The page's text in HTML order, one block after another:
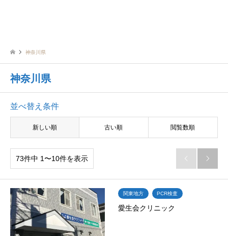
神奈川県
神奈川県
並べ替え条件
新しい順 古い順 閲覧数順
73件中 1〜10件を表示  
関東地方 PCR検査
愛生会クリニック